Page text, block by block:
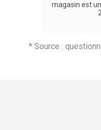
magasin est
un service
* Source :